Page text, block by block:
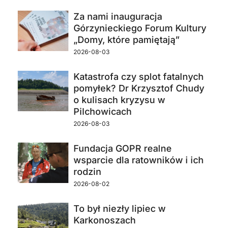
Za nami inauguracja
Górzynieckiego Forum Kultury
„Domy, które pamiętają”
2026-08-03
Katastrofa czy splot fatalnych
pomyłek? Dr Krzysztof Chudy
o kulisach kryzysu w
Pilchowicach
2026-08-03
Fundacja GOPR realne
wsparcie dla ratowników i ich
rodzin
2026-08-02
To był niezły lipiec w
Karkonoszach